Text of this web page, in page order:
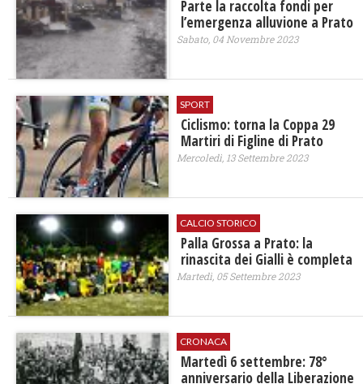
Parte la raccolta fondi per
l’emergenza alluvione a Prato
Sabato, 04 Novembre 2023
SPORT
Ciclismo: torna la Coppa 29
Martiri di Figline di Prato
Mercoledì, 13 Settembre 2023
CALCIO STORICO
Palla Grossa a Prato: la
rinascita dei Gialli è completa
Martedì, 05 Settembre 2023
CRONACA
Martedì 6 settembre: 78°
anniversario della Liberazione